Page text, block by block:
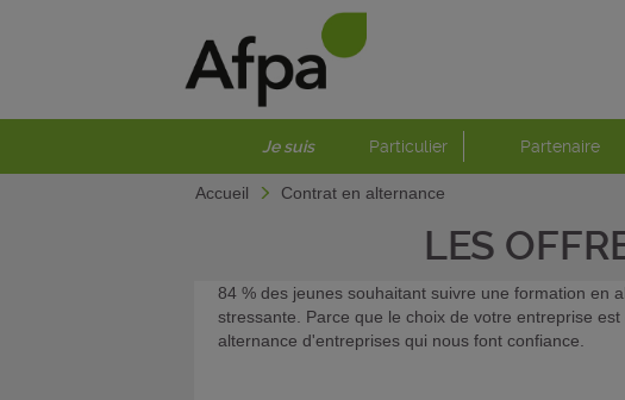
Je suis Particulier Partenaire
Accueil Contrat en alternance
LES
84 % des jeunes souhaitant suivre une formation en
stressante. Parce que le choix de votre entreprise
alternance d'entreprises qui nous font confiance.